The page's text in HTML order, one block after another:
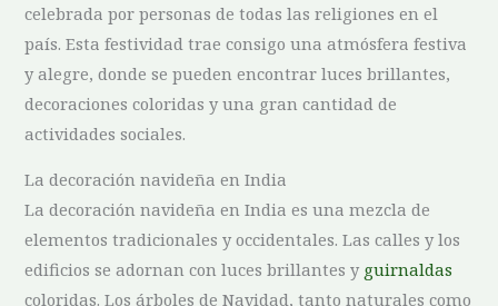
‌celebrada por personas ‍de todas las religiones en el
país. Esta festividad trae ⁤consigo una atmósfera festiva
y alegre, ⁢donde se ⁤pueden encontrar luces brillantes,
decoraciones coloridas y una gran cantidad de
actividades sociales.
La decoración navideña en India
La‌ decoración navideña en India es una mezcla ⁤de
‌elementos tradicionales‍ y occidentales. Las calles y los
edificios se adornan‍ con luces brillantes⁤ y guirnaldas
coloridas. Los árboles de Navidad, tanto⁣ naturales ⁣como